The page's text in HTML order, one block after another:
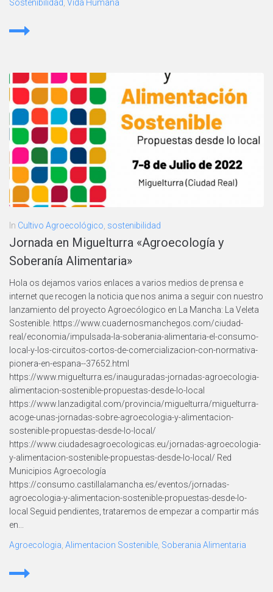
Sostenibilidad Vida Humana
In Cultivo Agroecológico sostenibilidad
Jornada en Miguelturra «Agroecología y
Soberanía Alimentaria»
Hola os dejamos varios enlaces a varios medios de prensa e
internet que recogen la noticia que nos anima a seguir con nuestro
lanzamiento del proyecto Agroecólogico en La Mancha: La Veleta
Sostenible. https://www.cuadernosmanchegos.com/ciudad-
real/economia/impulsada-la-soberania-alimentaria-el-consumo-
local-y-los-circuitos-cortos-de-comercializacion-con-normativa-
pionera-en-espana--37652.html
https://www.miguelturra.es/inauguradas-jornadas-agroecologia-
alimentacion-sostenible-propuestas-desde-lo-local
https://www.lanzadigital.com/provincia/miguelturra/miguelturra-
acoge-unas-jornadas-sobre-agroecologia-y-alimentacion-
sostenible-propuestas-desde-lo-local/
https://www.ciudadesagroecologicas.eu/jornadas-agroecologia-
y-alimentacion-sostenible-propuestas-desde-lo-local/ Red
Municipios Agroecología
https://consumo.castillalamancha.es/eventos/jornadas-
agroecologia-y-alimentacion-sostenible-propuestas-desde-lo-
local Seguid pendientes, trataremos de empezar a compartir más
en...
Agroecologia Alimentacion Sostenible Soberania Alimentaria